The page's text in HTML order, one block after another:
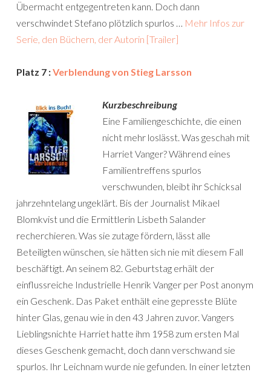
Übermacht entgegentreten kann. Doch dann
verschwindet Stefano plötzlich spurlos … Mehr Infos zur
Serie, den Büchern, der Autorin [Trailer]
Platz 7 :Verblendung von Stieg Larsson
Kurzbeschreibung
Eine Familiengeschichte, die einen
nicht mehr loslässt. Was geschah mit
Harriet Vanger? Während eines
Familientreffens spurlos
verschwunden, bleibt ihr Schicksal
jahrzehntelang ungeklärt. Bis der Journalist Mikael
Blomkvist und die Ermittlerin Lisbeth Salander
recherchieren. Was sie zutage fördern, lässt alle
Beteiligten wünschen, sie hätten sich nie mit diesem Fall
beschäftigt. An seinem 82. Geburtstag erhält der
einflussreiche Industrielle Henrik Vanger per Post anonym
ein Geschenk. Das Paket enthält eine gepresste Blüte
hinter Glas, genau wie in den 43 Jahren zuvor. Vangers
Lieblingsnichte Harriet hatte ihm 1958 zum ersten Mal
dieses Geschenk gemacht, doch dann verschwand sie
spurlos. Ihr Leichnam wurde nie gefunden. In einer letzten